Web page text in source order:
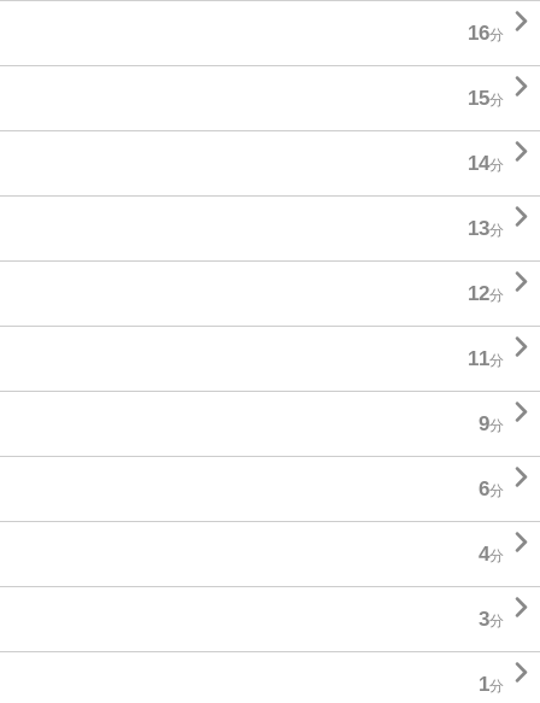
16分 
15分 
14分 
13分 
12分 
11分 
9分 
6分 
4分 
3分 
1分 